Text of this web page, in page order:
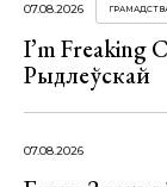
07.08.2026
I’m Freaking
Рыдлеўскай
07.08.2026